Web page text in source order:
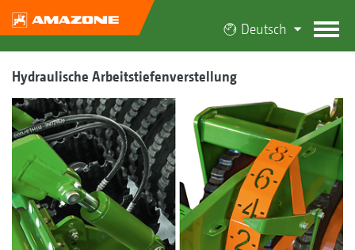
Deutsch
Hydraulische Arbeitstiefenverstellung